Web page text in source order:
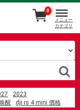
2023
醒
dji rs 4 mini 價格
0
メニュー
カテゴリ